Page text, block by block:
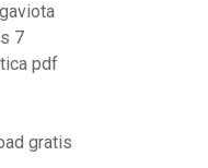
7
pdf
gratis